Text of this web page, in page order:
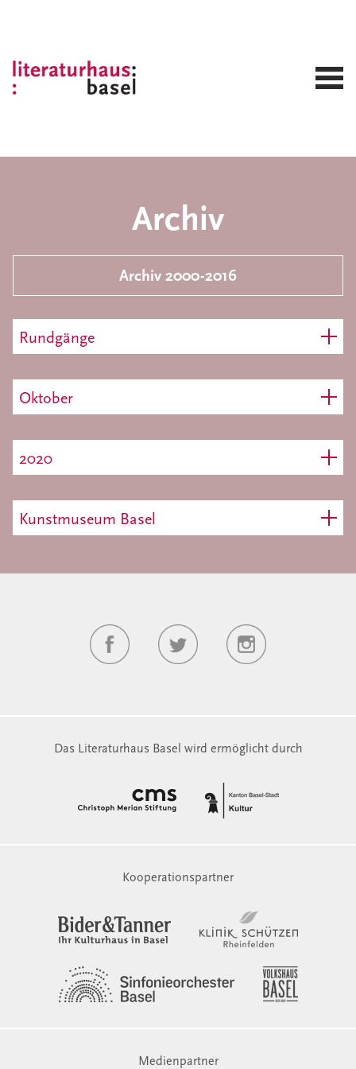
Archiv
Archiv 2000-2016
Rundgänge
Oktober
2020
Kunstmuseum Basel
Das Literaturhaus Basel wird ermöglicht durch
Kooperationspartner
Medienpartner